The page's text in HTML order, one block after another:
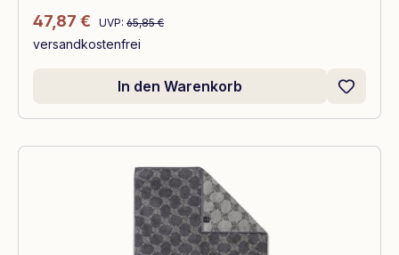
Verkaufspreis:
47,87 € Regulärer Preis:
UVP: 65,85 €
versandkostenfrei
In den Warenkorb